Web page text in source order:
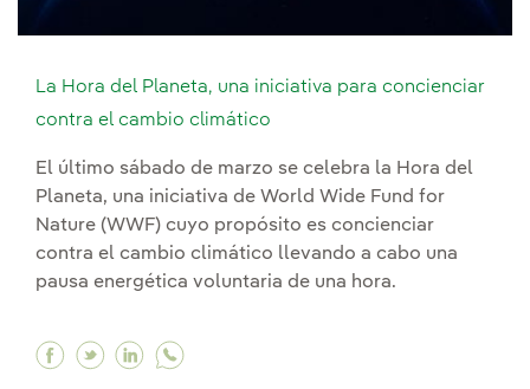
La Hora del Planeta, una iniciativa para concienciar
contra el cambio climático
El último sábado de marzo se celebra la Hora del
Planeta, una iniciativa de World Wide Fund for
Nature (WWF) cuyo propósito es concienciar
contra el cambio climático llevando a cabo una
pausa energética voluntaria de una hora.
Facebook La Hora del Planeta, una iniciativa
Twitter La Hora del Planeta, una
Linkedin La Hora del Planeta, una